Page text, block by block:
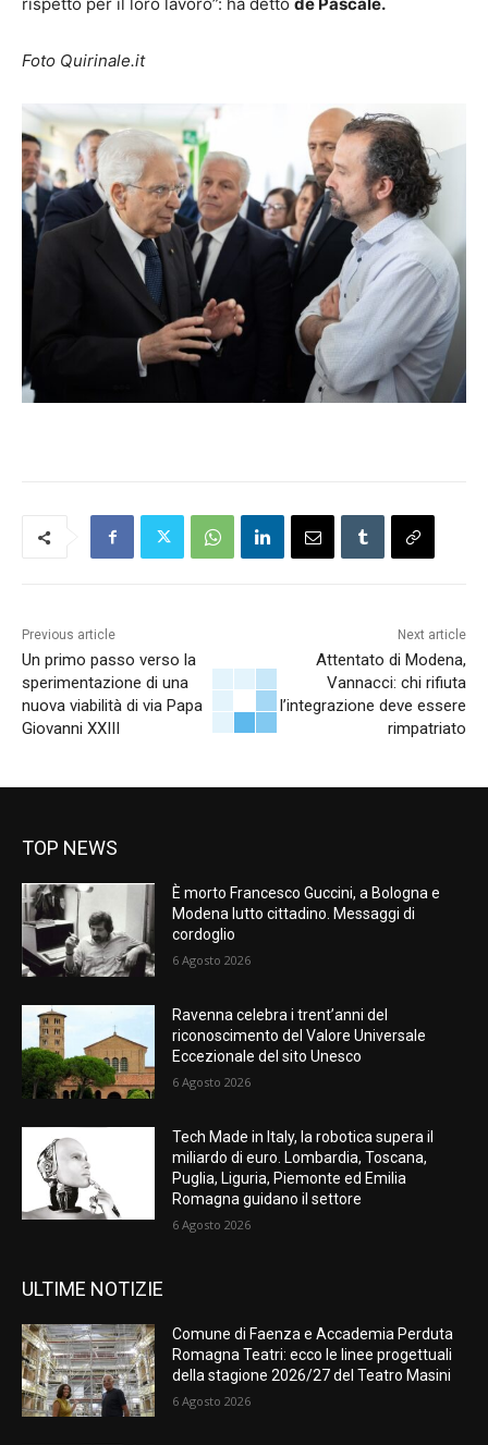
rispetto per il loro lavoro”: ha detto de Pascale.
Foto Quirinale.it
Previous article
Un primo passo verso la
sperimentazione di una
nuova viabilità di via Papa
Giovanni XXIII
Next article
Attentato di Modena,
Vannacci: chi rifiuta
l’integrazione deve essere
rimpatriato
TOP NEWS
È morto Francesco Guccini, a Bologna e
Modena lutto cittadino. Messaggi di
cordoglio
6 Agosto 2026
Ravenna celebra i trent’anni del
riconoscimento del Valore Universale
Eccezionale del sito Unesco
6 Agosto 2026
Tech Made in Italy, la robotica supera il
miliardo di euro. Lombardia, Toscana,
Puglia, Liguria, Piemonte ed Emilia
Romagna guidano il settore
6 Agosto 2026
ULTIME NOTIZIE
Comune di Faenza e Accademia Perduta
Romagna Teatri: ecco le linee progettuali
della stagione 2026/27 del Teatro Masini
6 Agosto 2026